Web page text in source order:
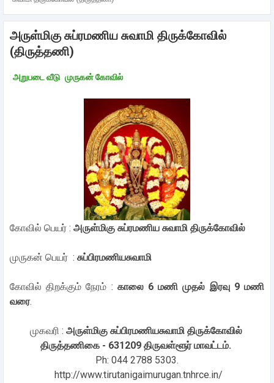
அருள்மிகு சுப்ரமணிய சுவாமி திருக்கோவில்
(திருத்தணி)
அறுபடை வீடு முருகன் கோவில்
கோவில் பெயர் : அருள்மிகு சுப்ரமணிய சுவாமி திருக்கோவில்
முருகன் பெயர் : சுப்பிரமணியசுவாமி
கோவில் திறக்கும் நேரம் : காலை 6 மணி முதல் இரவு 9 மணி
வரை.
முகவரி : அருள்மிகு சுப்பிரமணியசுவாமி திருக்கோவில்
திருத்தணிகை - 631209 திருவள்ளூர் மாவட்டம்.
Ph: 044 2788 5303.
http://www.tirutanigaimurugan.tnhrce.in/